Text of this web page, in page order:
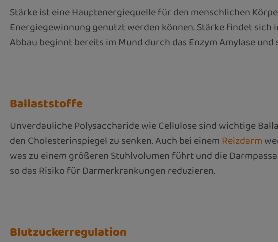
Stärke ist eine Hauptenergiequelle für den menschlichen
Energiegewinnung genutzt werden können. Stärke findet
Abbau beginnt bereits im Mund durch das Enzym Amylase
Ballaststoffe
Unverdauliche Polysaccharide wie Cellulose sind wichtige
den Cholesterinspiegel zu senken. Auch bei einemReizdarm
was zu einem größeren Stuhlvolumen führt und die
so das Risiko für Darmerkrankungen reduzieren.
Blutzuckerregulation